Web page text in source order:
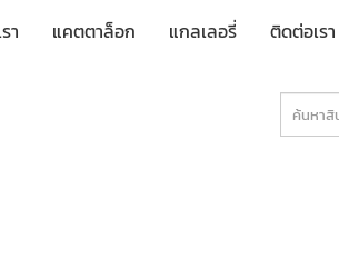
า แคตตาล็อก แกลเลอรี่ ติดต่อเรา